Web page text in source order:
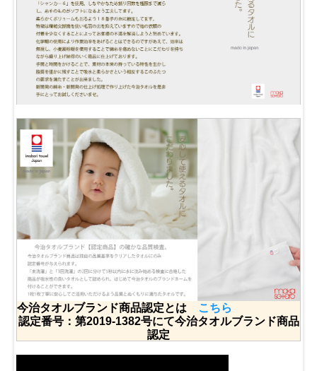
今治タオルブランド商品認定とは
こちら
認定番号：第2019-1382号にて今治タオルブランド商品
認定